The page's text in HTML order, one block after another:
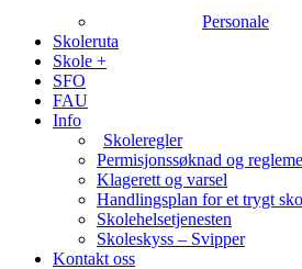
Personale
Skoleruta
Skole +
SFO
FAU
Info
Skoleregler
Permisjonssøknad og
Klagerett og varsel
Handlingsplan for et trygt
Skolehelsetjenesten
Skoleskyss – Svipper
Kontakt oss